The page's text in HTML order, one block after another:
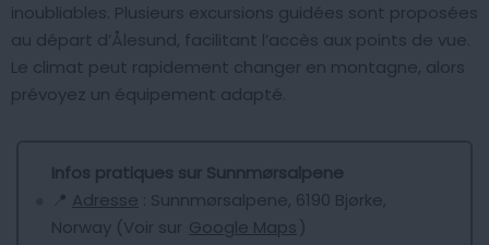
inoubliables. Plusieurs excursions guidées sont proposées
au départ d’Ålesund, facilitant l’accès aux points de vue.
Le climat peut rapidement changer en montagne, alors
prévoyez un équipement adapté.
Infos pratiques sur Sunnmørsalpene
📍 Adresse : Sunnmørsalpene, 6190 Bjørke,
Norway (Voir sur Google Maps)